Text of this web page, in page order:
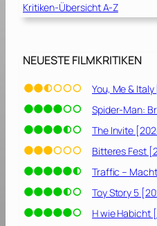
Kritiken-Übersicht A-Z
NEUESTE FILMKRITIKEN
You, Me &
Spider-Man:
The Invite
Bitteres Fest
Traffic –
Toy Story 5
H wie Habicht